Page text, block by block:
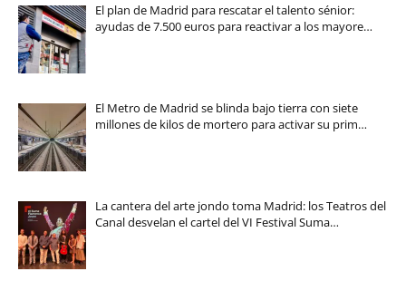
El plan de Madrid para rescatar el talento sénior:
ayudas de 7.500 euros para reactivar a los mayore…
El Metro de Madrid se blinda bajo tierra con siete
millones de kilos de mortero para activar su prim…
La cantera del arte jondo toma Madrid: los Teatros del
Canal desvelan el cartel del VI Festival Suma…